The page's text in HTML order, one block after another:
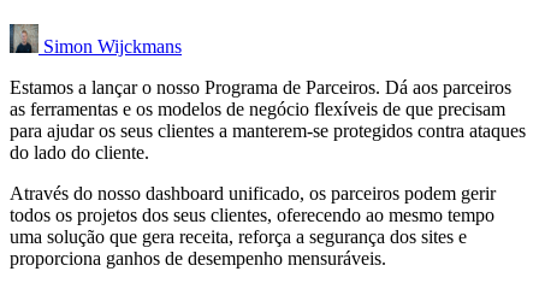
Simon Wijckmans
Estamos a lançar o nosso Programa de Parceiros. Dá aos parceiros
as ferramentas e os modelos de negócio flexíveis de que precisam
para ajudar os seus clientes a manterem-se protegidos contra ataques
do lado do cliente.
Através do nosso dashboard unificado, os parceiros podem gerir
todos os projetos dos seus clientes, oferecendo ao mesmo tempo
uma solução que gera receita, reforça a segurança dos sites e
proporciona ganhos de desempenho mensuráveis.